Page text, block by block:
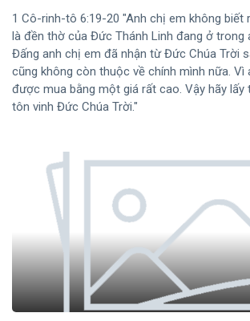
1 Cô-rinh-tô 6:19-20 "Anh chị em không biết
là đền thờ của Đức Thánh Linh đang ở trong
Đấng anh chị em đã nhận từ Đức Chúa Trời
cũng không còn thuộc về chính mình nữa. Vì
được mua bằng một giá rất cao. Vậy hãy lấy
tôn vinh Đức Chúa Trời."